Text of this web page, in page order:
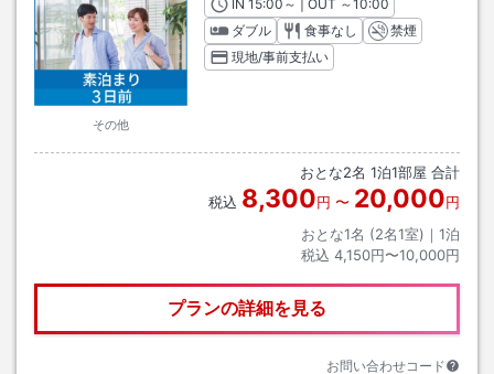
その他
INチェックイン
15:00 ～ | OUT チェックアウト
～10:00
ダブル
食事なし
禁煙
現地/事前支払い
おとな2名 1泊1部屋 合計
税込 8,300円 〜 20,000円
おとな1名 (2名1室)｜ 1泊
税込 4,150円〜10,000円
プランの詳細を見る
お問い合わせコード